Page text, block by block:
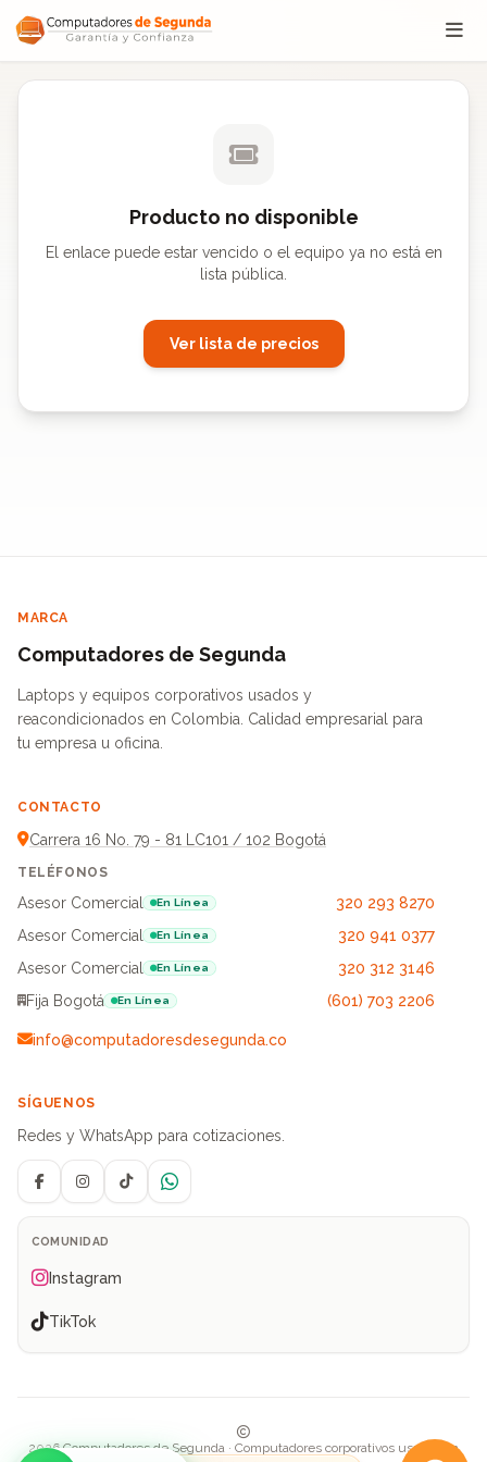
Saltar al contenido
Producto no disponible
El enlace puede estar vencido o el equipo ya no está en
lista pública.
Ver lista de precios
MARCA
Computadores de Segunda
Laptops y equipos corporativos usados y
reacondicionados en Colombia. Calidad empresarial para
tu empresa u oficina.
CONTACTO
Carrera 16 No. 79 - 81 LC101 / 102 Bogotá
TELÉFONOS
Asesor Comercial En Línea
320 293 8270
Asesor Comercial
En Línea
320 941 0377
Asesor Comercial
En Línea
320 312 3146
Fija Bogotá
En Línea (601) 703 2206
info@computadoresdesegunda.co
SÍGUENOS
Redes y WhatsApp para cotizaciones.
FacebookInstagramTikTokWhatsApp
COMUNIDAD
Instagram
TikTok
2026 Computadores de Segunda · Computadores corporativos usados en